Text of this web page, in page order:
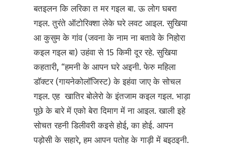
बतइलन कि लरिका त मर गइल बा. ऊ लोग घबरा
गइल. तुरंते ऑटोरिक्शा लेके घरे लवट आइल. सुखिया
आ कुसुम के गांव (जवना के नाम ना बतावे के निहोरा
कइल गइल बा) उहंवा से 15 किमी दूर रहे. सुखिया
कहतारी, “हमनी के आपन घरे अइनी. फेरु महिला
डॉक्टर (गायनेकोलॉजिस्ट) के इहंवा जाए के सोचल
गइल. एह खातिर बोलेरो के इंतजाम कइल गइल. भाड़ा
पूछे के बारे में एको बेरा दिमाग में ना आइल. खाली इहे
सोचत रहनी डिलीवरी कइसे होई, का होई. आपन
पड़ोसी के सहारे, हम आपन पतोह के गाड़ी में बइठइनी.